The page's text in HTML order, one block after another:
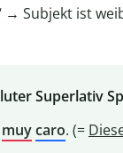
→ Subjekt ist
Superlativ
muycaro. (=